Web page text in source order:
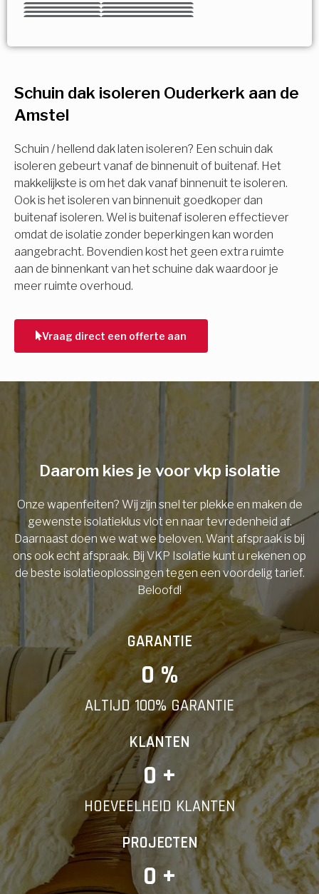
Schuin dak isoleren Ouderkerk aan de
Amstel
Schuin / hellend dak laten isoleren? Een schuin dak
isoleren gebeurt vanaf de binnenuit of buitenaf. Het
makkelijkste is om het dak vanaf binnenuit te isoleren.
Ook is het isoleren van binnenuit goedkoper dan
buitenaf isoleren. Wel is buitenaf isoleren effectiever
omdat de isolatie zonder beperkingen kan worden
aangebracht. Bovendien kost het geen extra ruimte
aan de binnenkant van het schuine dak waardoor je
meer ruimte overhoud.
Vraag direct een offerte aan
Kies uw Isolatiemaatregel
Meerdere keuzes mogelijk
Isolatiemaatregel
Spouwisolatie
Vloerisolatie
Dakisolatie
Gevelisolatie
Vorige Volgende
subsidie!
berekening per mail.
Voornaam
Achternaam
Daarom kies je voor vkp isolatie
Onze wapenfeiten? Wij zijn snel ter plekke en maken de
gewenste isolatieklus vlot en naar tevredenheid af.
Daarnaast doen we wat we beloven. Want afspraak is bij
ons ook echt afspraak. Bij VKP Isolatie kunt u rekenen op
de beste isolatieoplossingen tegen een voordelig tarief.
Beloofd!
GARANTIE
0 %
ALTIJD 100% GARANTIE
KLANTEN
0 +
HOEVEELHEID KLANTEN
PROJECTEN
0 +